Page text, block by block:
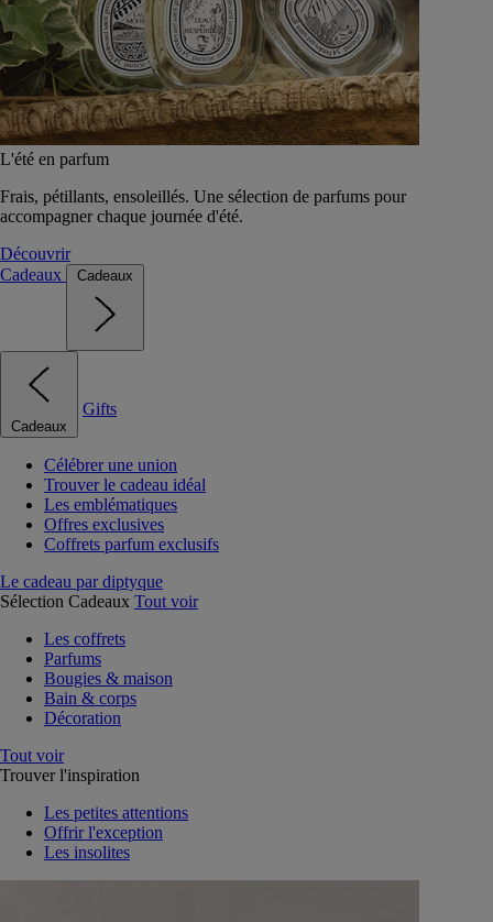
L'été en parfum
Frais, pétillants, ensoleillés. Une sélection de parfums pour
accompagner chaque journée d'été.
Découvrir
Cadeaux
Cadeaux
Cadeaux
Gifts
Célébrer une union
Trouver le cadeau idéal
Les emblématiques
Offres exclusives
Coffrets parfum exclusifs
Le cadeau par diptyque
Sélection Cadeaux Tout voir
Les coffrets
Parfums
Bougies & maison
Bain & corps
Décoration
Tout voir
Trouver l'inspiration
Les petites attentions
Offrir l'exception
Les insolites